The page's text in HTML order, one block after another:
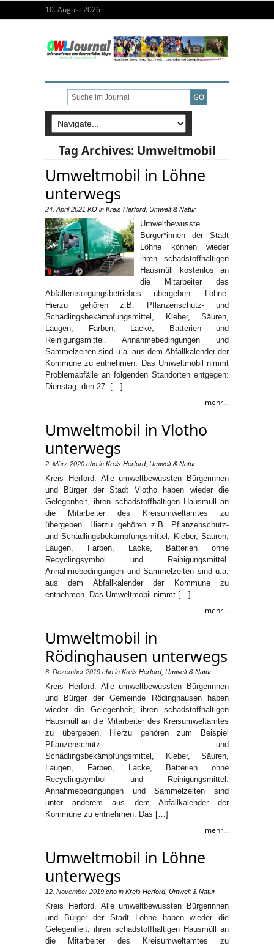
10. August 2026
Tag Archives: Umweltmobil
Umweltmobil in Löhne
unterwegs
24. April 2021 KO in Kreis Herford, Umwelt & Natur
Umweltbewusste
Bürger*innen der Stadt
Löhne können wieder
ihren schadstoffhaltigen
Hausmüll kostenlos an
die Mitarbeiter des
Abfallentsorgungsbetriebes übergeben. Löhne.
Hierzu gehören z.B. Pflanzenschutz- und
Schädlingsbekämpfungsmittel, Kleber, Säuren,
Laugen, Farben, Lacke, Batterien und
Reinigungsmittel. Annahmebedingungen und
Sammelzeiten sind u.a. aus dem Abfallkalender der
Kommune zu entnehmen. Das Umweltmobil nimmt
Problemabfälle an folgenden Standorten entgegen:
Dienstag, den 27. […]
mehr...
Umweltmobil in Vlotho
unterwegs
2. März 2020 cho in Kreis Herford, Umwelt & Natur
Kreis Herford. Alle umweltbewussten Bürgerinnen
und Bürger der Stadt Vlotho haben wieder die
Gelegenheit, ihren schadstoffhaltigen Hausmüll an
die Mitarbeiter des Kreisumweltamtes zu
übergeben. Hierzu gehören z.B. Pflanzenschutz-
und Schädlingsbekämpfungsmittel, Kleber, Säuren,
Laugen, Farben, Lacke, Batterien ohne
Recyclingsymbol und Reinigungsmittel.
Annahmebedingungen und Sammelzeiten sind u.a.
aus dem Abfallkalender der Kommune zu
entnehmen. Das Umweltmobil nimmt […]
mehr...
Umweltmobil in
Rödinghausen unterwegs
6. Dezember 2019 cho in Kreis Herford, Umwelt & Natur
Kreis Herford. Alle umweltbewussten Bürgerinnen
und Bürger der Gemeinde Rödinghausen haben
wieder die Gelegenheit, ihren schadstoffhaltigen
Hausmüll an die Mitarbeiter des Kreisumweltamtes
zu übergeben. Hierzu gehören zum Beispiel
Pflanzenschutz- und
Schädlingsbekämpfungsmittel, Kleber, Säuren,
Laugen, Farben, Lacke, Batterien ohne
Recyclingsymbol und Reinigungsmittel.
Annahmebedingungen und Sammelzeiten sind
unter anderem aus dem Abfallkalender der
Kommune zu entnehmen. Das […]
mehr...
Umweltmobil in Löhne
unterwegs
12. November 2019 cho in Kreis Herford, Umwelt & Natur
Kreis Herford. Alle umweltbewussten Bürgerinnen
und Bürger der Stadt Löhne haben wieder die
Gelegenheit, ihren schadstoffhaltigen Hausmüll an
die Mitarbeiter des Kreisumweltamtes zu